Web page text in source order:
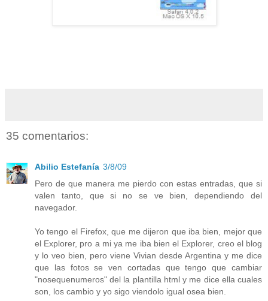
35 comentarios:
Abilio Estefanía 3/8/09
Pero de que manera me pierdo con estas entradas, que si
valen tanto, que si no se ve bien, dependiendo del
navegador.
Yo tengo el Firefox, que me dijeron que iba bien, mejor que
el Explorer, pro a mi ya me iba bien el Explorer, creo el blog
y lo veo bien, pero viene Vivian desde Argentina y me dice
que las fotos se ven cortadas que tengo que cambiar
"nosequenumeros" del la plantilla html y me dice ella cuales
son, los cambio y yo sigo viendolo igual osea bien.